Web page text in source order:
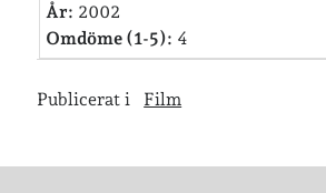
Fredrik Dom
AndrewomSöder runt 2023
Vandring mellan Ösmo och Segersäng i
Arkiv
År: 2002
Omdöme (1-5): 4
Publicerat i Film